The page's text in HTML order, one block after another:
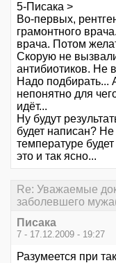
5-Писака >
Во-первых,
грамонтного
врача. Потом
Скорую не
антибиотиков. Не
Надо подбирать...
непонятно для
идёт...
Ну будут
будет написан? Не
температуре
это и так ясно...
Re: Уважаемые
заболевшего
Писака
7 - 17.12.2009 - 19:27
Разумеется при